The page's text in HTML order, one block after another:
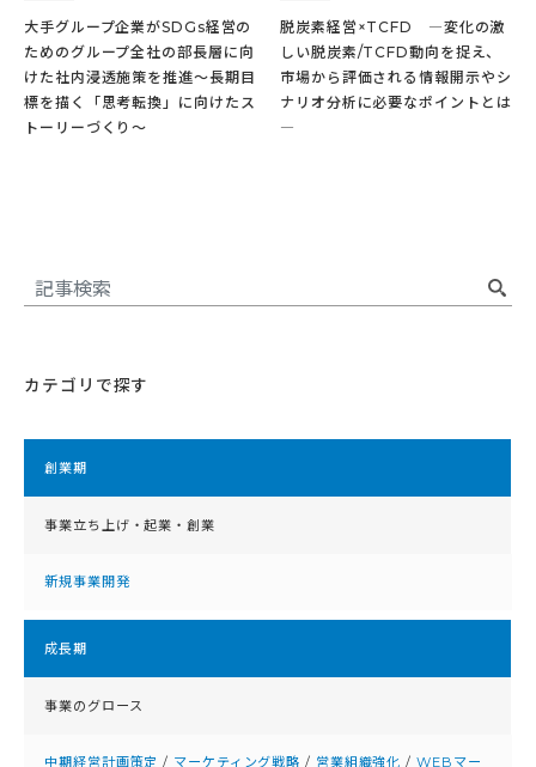
大手グループ企業がSDGs経営の
ためのグループ全社の部長層に向
けた社内浸透施策を推進～長期目
標を描く「思考転換」に向けたス
トーリーづくり～
脱炭素経営×TCFD ―変化の激
しい脱炭素/TCFD動向を捉え、
市場から評価される情報開示やシ
ナリオ分析に必要なポイントとは
―
カテゴリで探す
創業期
事業立ち上げ・起業・創業
新規事業開発
成⻑期
事業のグロース
中期経営計画策定 / マーケティング戦略 / 営業組織強化 / WEBマー